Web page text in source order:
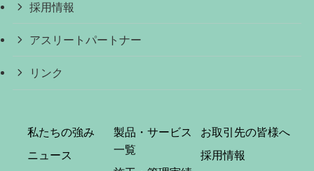
採用情報
アスリートパートナー
リンク
私たちの強み
ニュース
製品・サービス
一覧
お取引先の皆様へ
採用情報